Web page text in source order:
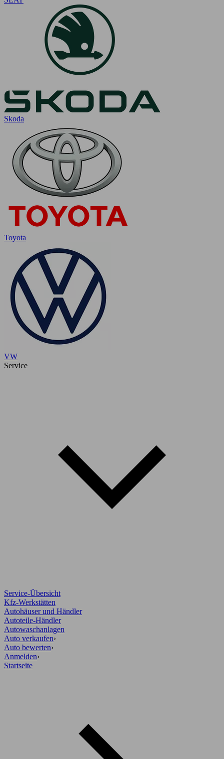
Skoda
Toyota
VW
Service
Service-Übersicht
Kfz-Werkstätten
Autohäuser und Händler
Autoteile-Händler
Autowaschanlagen
Auto verkaufen›
Auto bewerten›
Anmelden›
Startseite